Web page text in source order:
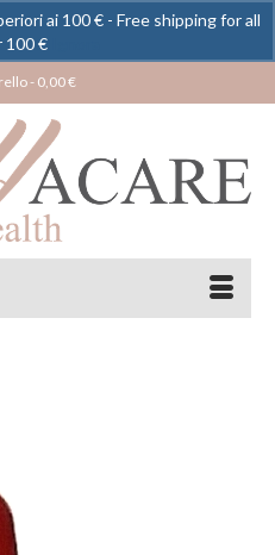
- 0,00€
ai 100 € - Free shipping for all
100 €